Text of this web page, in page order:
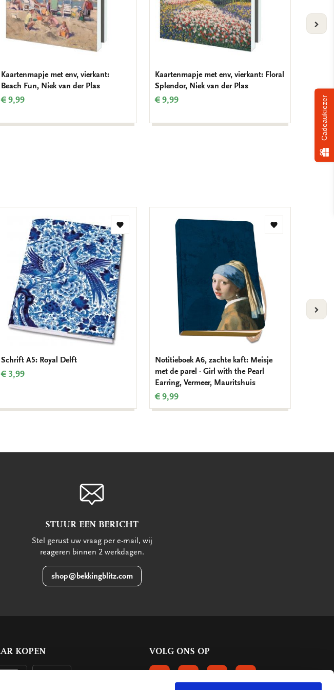
Kaartenmapje met env, vierkant:
Beach Fun, Niek van der Plas
€ 9,99
Kaartenmapje met env, vierkant: Floral
Splendor, Niek van der Plas
€ 9,99 € 9,99
Toevoegen
aan
verlanglijst
Schrift A5: Royal Delft
€ 3,99
Toevoegen
Notitieboek A6, zachte kaft: Meisje
met de parel - Girl with the Pearl
Earring, Vermeer, Mauritshuis
€ 9,99
STUUR EEN BERICHT
Stel gerust uw vraag per e-mail, wij
reageren binnen 2 werkdagen.
shop@bekkingblitz.com
KOPEN VOLG ONS OP
VOLGS ONS OP FACEBOOK
VOLG ONS OP INSTAGRAM
VOLG ONS OP LINKEDIN
VOLG ONS OP
Cadeaukiezer